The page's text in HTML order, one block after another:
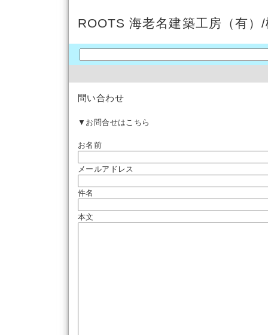
ROOTS 海老名建築工房（有）
問い合わせ
▼お問合せはこちら
お名前
メールアドレス
件名
本文